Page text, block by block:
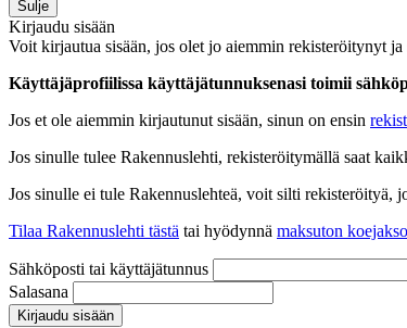
Sulje
Kirjaudu sisään
Voit kirjautua sisään, jos olet jo aiemmin rekisteröitynyt
Käyttäjäprofiilissa käyttäjätunnuksenasi toimii
Jos et ole aiemmin kirjautunut sisään, sinun on ensin
Jos sinulle tulee Rakennuslehti, rekisteröitymällä saat
Jos sinulle ei tule Rakennuslehteä, voit silti rekisteröityä,
Tilaa Rakennuslehti tästä tai hyödynnä maksuton
Sähköposti tai käyttäjätunnus
Salasana
Kirjaudu sisään